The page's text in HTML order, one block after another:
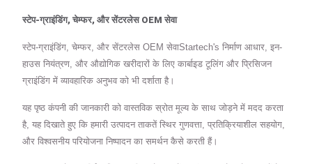
स्टेप-ग्राइंडिंग, चेम्फर, और सेंटरलेस OEM सेवा
स्टेप-ग्राइंडिंग, चेम्फर, और सेंटरलेस OEM सेवाStartech's निर्माण आधार, इन-
हाउस नियंत्रण, और औद्योगिक खरीदारों के लिए कार्बाइड टूलिंग और प्रिसिजन
ग्राइंडिंग में व्यावहारिक अनुभव को भी दर्शाता है।
यह पृष्ठ कंपनी की जानकारी को वास्तविक स्रोत मूल्य के साथ जोड़ने में मदद करता
है, यह दिखाते हुए कि हमारी उत्पादन ताकतें स्थिर गुणवत्ता, प्रतिक्रियाशील सहयोग,
और विश्वसनीय परियोजना निष्पादन का समर्थन कैसे करती हैं।